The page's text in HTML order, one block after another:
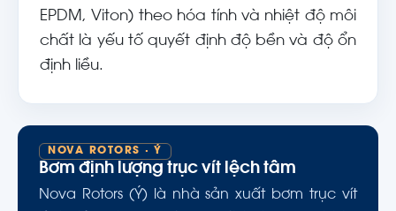
EPDM, Viton) theo hóa tính và nhiệt độ môi
chất là yếu tố quyết định độ bền và độ ổn
định liều.
NOVA ROTORS · Ý
Bơm định lượng trục vít lệch tâm
Nova Rotors (Ý) là nhà sản xuất bơm trục vít